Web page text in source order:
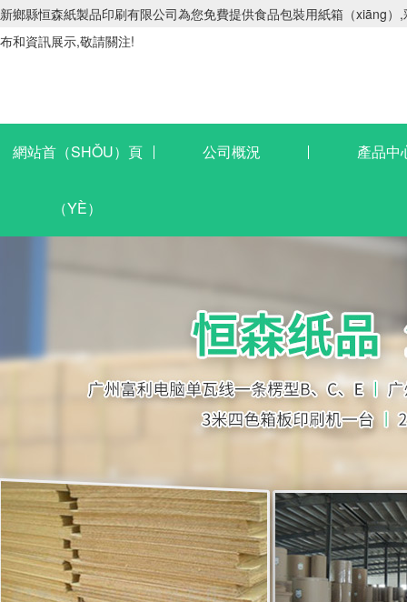
新鄉縣恒森紙製品印刷有限公司為您免費提供食品包裝用紙箱（xiāng
布和資訊展示,敬請關注!
網站首（SHǑU）頁
（YÈ）
公司概況 產品中